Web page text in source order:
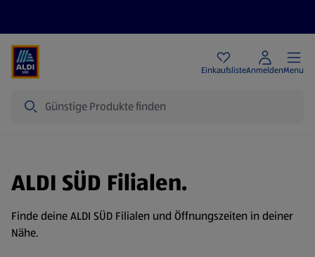
EinkaufslisteAnmeldenMenu
ALDI SÜD Filialen.
Finde deine ALDI SÜD Filialen und Öffnungszeiten in deiner
Nähe.